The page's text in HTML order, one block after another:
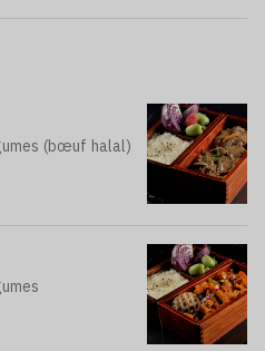
(bœuf halal)